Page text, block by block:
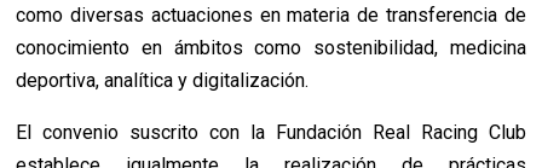
como diversas actuaciones en materia de transferencia de
conocimiento en ámbitos como sostenibilidad, medicina
deportiva, analítica y digitalización.
El convenio suscrito con la Fundación Real Racing Club